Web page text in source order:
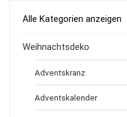
Alle Kategorien anzeigen
Weihnachtsdeko
Adventskranz
Adventskalender